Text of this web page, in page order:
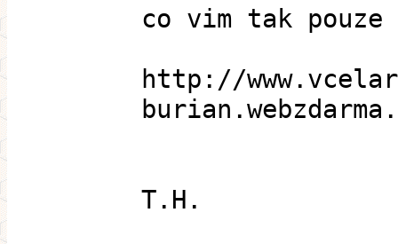
co vim tak
http://
T.H.